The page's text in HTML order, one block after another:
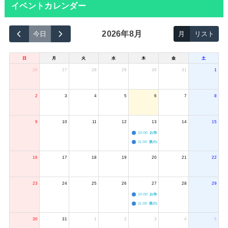
イベントカレンダー
今日 2026年8月 月 リスト
日 月 火 水 木 金 土
26 27 28 29 30 31 1
2 3 4 5 6 7 8
9 10 11 12 13
10:00 お寺のジャグリング教室
11:00 夜のボードゲーム会
14 15
16 17 18 19 20 21 22
23 24 25 26 27
10:00 お寺のジャグリング教室
11:00 夜のボードゲーム会
28 29
30 31 1 2 3 4 5